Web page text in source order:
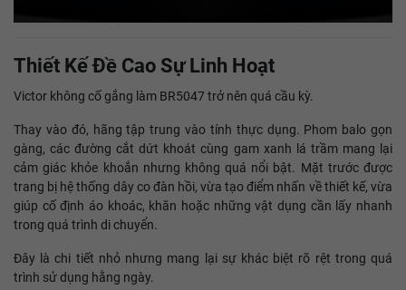
Thiết Kế Đề Cao Sự Linh Hoạt
Victor không cố gắng làm BR5047 trở nên quá cầu kỳ.
Thay vào đó, hãng tập trung vào tính thực dụng. Phom balo gọn
gàng, các đường cắt dứt khoát cùng gam xanh lá trầm mang lại
cảm giác khỏe khoắn nhưng không quá nổi bật. Mặt trước được
trang bị hệ thống dây co đàn hồi, vừa tạo điểm nhấn về thiết kế, vừa
giúp cố định áo khoác, khăn hoặc những vật dụng cần lấy nhanh
trong quá trình di chuyển.
Đây là chi tiết nhỏ nhưng mang lại sự khác biệt rõ rệt trong quá
trình sử dụng hằng ngày.